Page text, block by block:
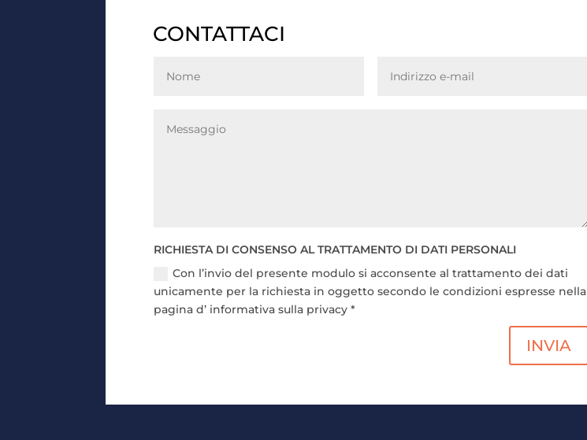
CONTATTACI
RICHIESTA DI CONSENSO AL TRATTAMENTO DI DATI PERSONALI
Con l’invio del presente modulo si acconsente al trattamento dei dati
unicamente per la richiesta in oggetto secondo le condizioni espresse nella
pagina d’ informativa sulla privacy *
INVIA